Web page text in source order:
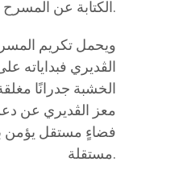
الكتابة عن المسرح.
الڨديري فبداياته
الخشبة جدرانًا
معز الڨديري عن
فضاءٍ مستقل يؤمن
مستقلة.